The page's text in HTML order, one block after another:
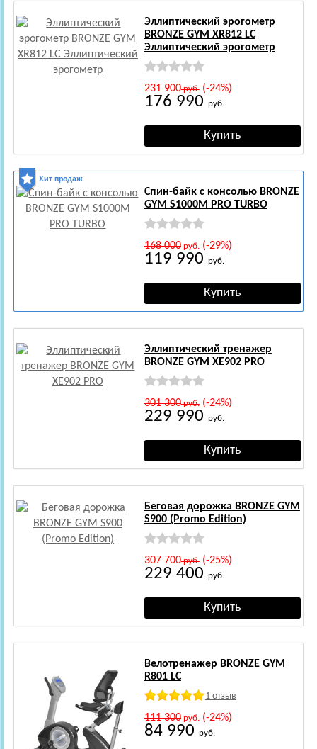
Эллиптический эрогометр
BRONZE GYM XR812 LC
Эллиптический эрогометр
231 900руб.(-24%)
176 990 руб.
Хит продаж
Спин-байк с консолью BRONZE
GYM S1000M PRO TURBO
168 000руб.(-29%)
119 990 руб.
Эллиптический тренажер
BRONZE GYM XE902 PRO
301 300руб.(-24%)
229 990 руб.
Беговая дорожка BRONZE GYM
S900 (Promo Edition)
307 700руб.(-25%)
229 400 руб.
Велотренажер BRONZE GYM
R801 LC
1 отзыв
111 300руб.(-24%)
84 990 руб.